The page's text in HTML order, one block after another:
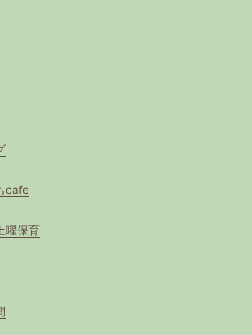
cafe
曜保育